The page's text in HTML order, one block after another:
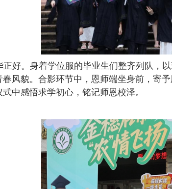
好。身着学位服的毕业生们整齐列队，
风貌。合影环节中，恩师端坐身前，寄
中感悟求学初心，铭记师恩校泽。